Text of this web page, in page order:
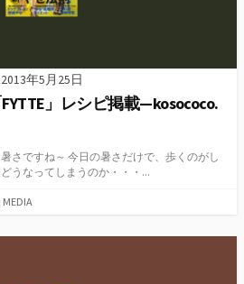
2013年5月25日
」レシピ掲載—kosococo.
さですね～ 今日の暑さだけで、歩くのがし
うなってしまうのか・・・...
MEDIA